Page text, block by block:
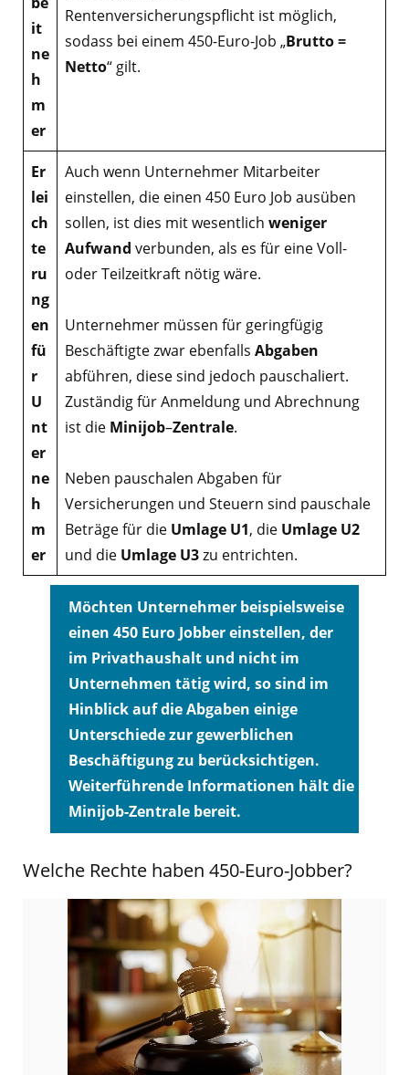
it
ne
h
m
er
Rentenversicherungspflicht ist möglich,
sodass bei einem 450-Euro-Job „Brutto =
Netto“ gilt.
Er
lei
ch
te
ru
ng
en
fü
r
U
nt
er
ne
h
m
er
Auch wenn Unternehmer Mitarbeiter
einstellen, die einen 450 Euro Job ausüben
sollen, ist dies mit wesentlich weniger
Aufwand verbunden, als es für eine Voll-
oder Teilzeitkraft nötig wäre.
Unternehmer müssen für geringfügig
Beschäftigte zwar ebenfalls Abgaben
abführen, diese sind jedoch pauschaliert.
Zuständig für Anmeldung und Abrechnung
ist die Minijob–Zentrale.
Neben pauschalen Abgaben für
Versicherungen und Steuern sind pauschale
Beträge für die Umlage U1, die Umlage U2
und die Umlage U3zu entrichten.
Möchten Unternehmer beispielsweise
einen 450 Euro Jobber einstellen, der
im Privathaushalt und nicht im
Unternehmen tätig wird, so sind im
Hinblick auf die Abgaben einige
Unterschiede zur gewerblichen
Beschäftigung zu berücksichtigen.
Weiterführende Informationen hält die
Minijob-Zentrale bereit.
Welche Rechte haben 450-Euro-Jobber?